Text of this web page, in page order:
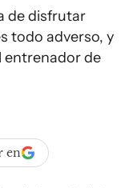
de disfrutar
todo adverso, y
entrenador de
en